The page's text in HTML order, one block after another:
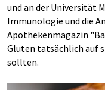
und an der Universität
Immunologie und die
Apothekenmagazin
Gluten tatsächlich auf
sollten.